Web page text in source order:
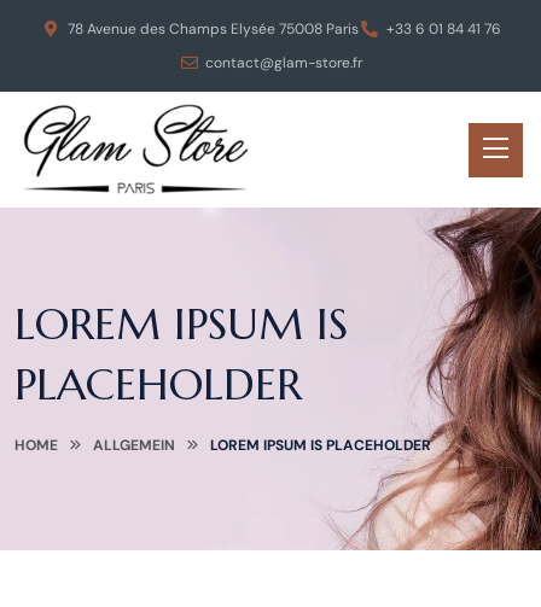
78 Avenue des Champs Elysée 75008 Paris
+33 6 01 84 41 76
contact@glam-store.fr
LOREM IPSUM IS
PLACEHOLDER
HOME ALLGEMEIN LOREM IPSUM IS PLACEHOLDER